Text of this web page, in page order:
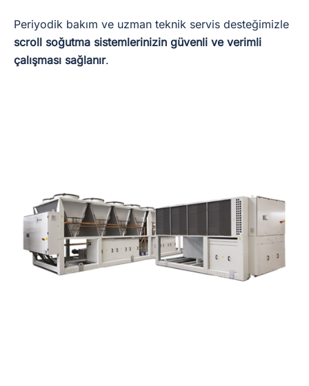
Periyodik bakım ve uzman teknik servis desteğimizle
scroll soğutma sistemlerinizin güvenli ve verimli
çalışması sağlanır.